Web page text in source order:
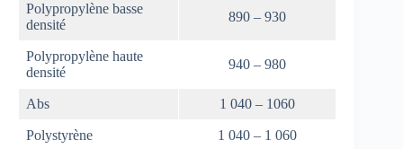
Polypropylène basse
densité
890 – 930
Polypropylène haute
densité
940 – 980
Abs 1 040 – 1060
Polystyrène 1 040 – 1 060